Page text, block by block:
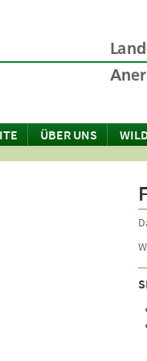
ÜBER UNS